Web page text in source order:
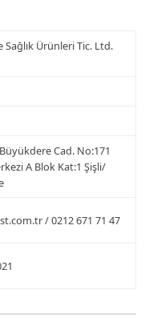
Sağlık Ürünleri Tic. Ltd.
Cad. No:171
A Blok Kat:1 Şişli/
/ 0212 671 71 47